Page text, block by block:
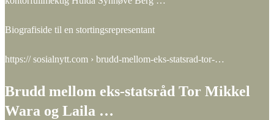
Biografiside til en stortingsrepresentant
https:// sosialnytt.com › brudd-mellom-eks-statsrad-tor-…
Brudd mellom eks-statsråd Tor Mikkel
Wara og Laila …